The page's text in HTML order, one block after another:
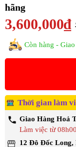
hãng
3,600,000₫
Còn hàng -
Thời gian làm
Giao Hàng Hoả
Làm việc từ
12 Đô Đốc Long,